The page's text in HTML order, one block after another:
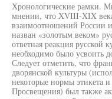
Хронологические рамки.
мнении, что XVIII-XIX
взаимоотношений России
назван «золотым веком»
ответная реакция русской
необходимо было усвоить
Следует отметить, что
дворянской культуры
некоторые нормы этикета
Просвещения) был также